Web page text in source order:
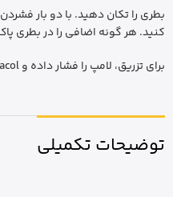
بطری را تکان دهید. با دو بار
کنید. هر گونه اضافی را در بطری
برای تزریق، لامپ را فشار داده و Infacol را در پشت زبان کودک رها کنید
توضیحات تکمیلی